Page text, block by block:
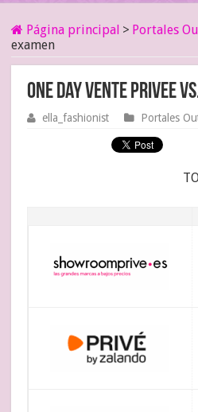
Página principal > Portales
examen
One Day Vente Privee
ella_fashionist Portales